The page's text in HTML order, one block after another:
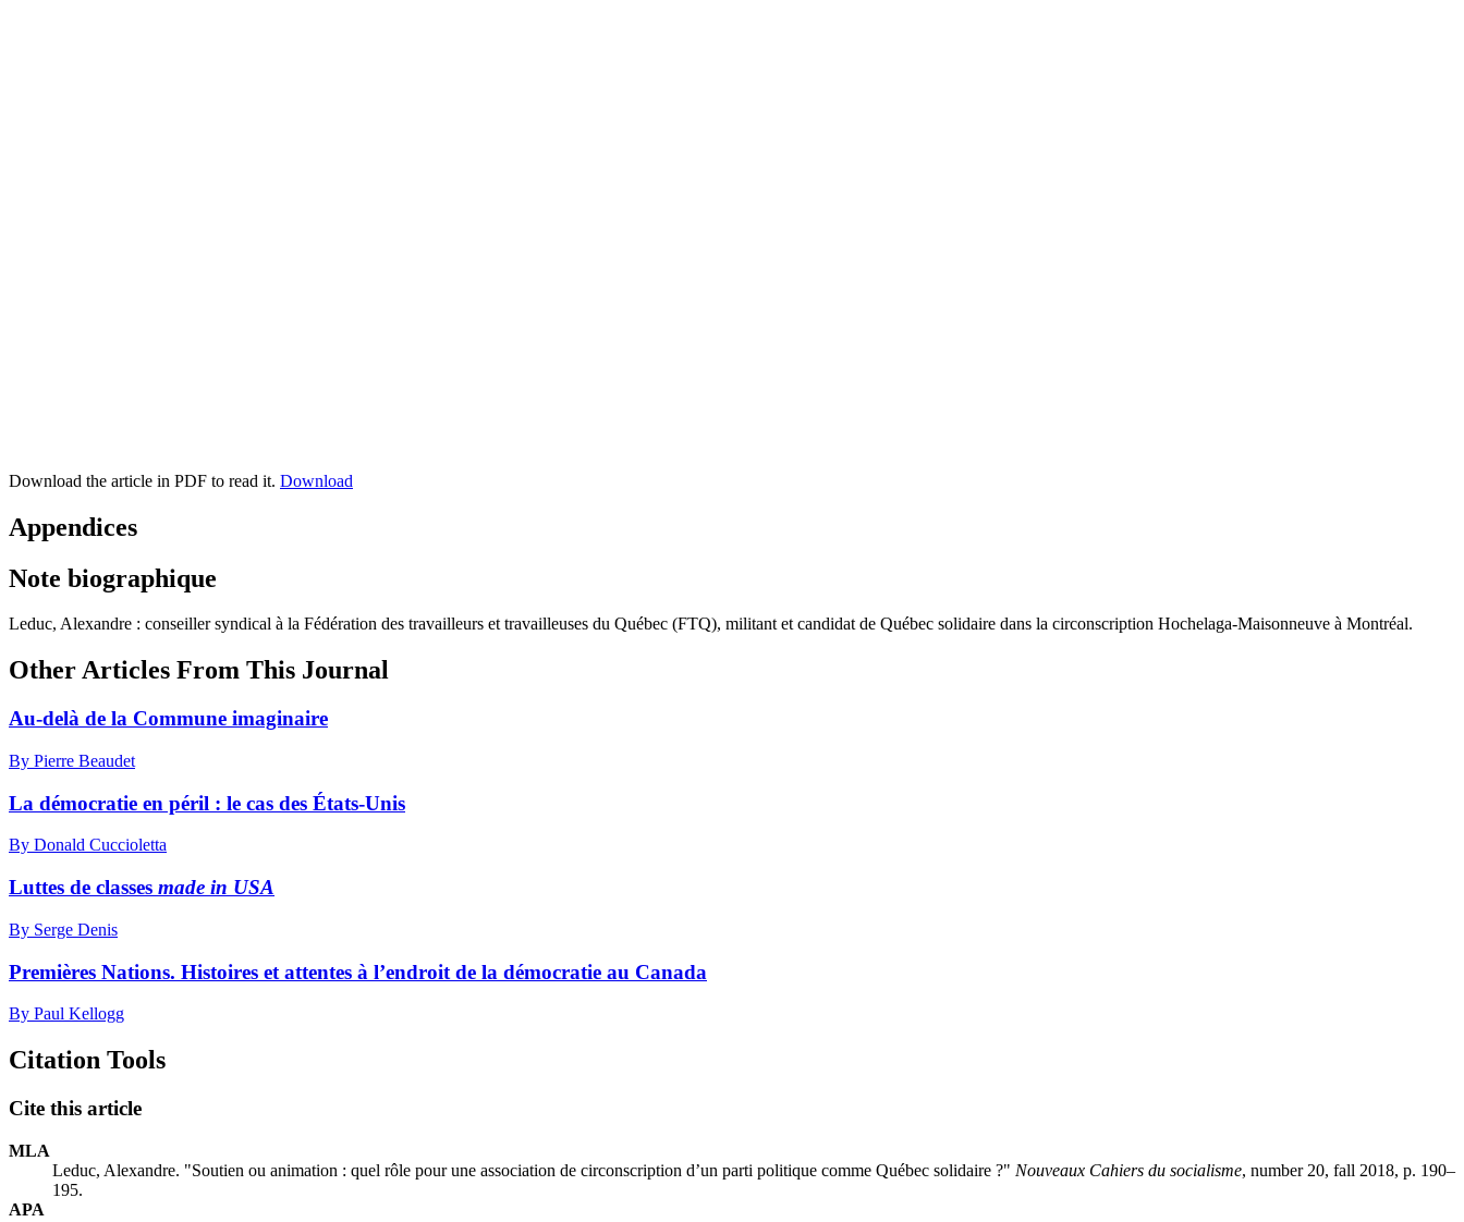
Download the article in PDF to read it. Download
Appendices
Note biographique
Leduc, Alexandre : conseiller syndical à la Fédération des travailleurs et travailleuses du Québec (FTQ), militant et candidat de Québec solidaire dans la circonscription Hochelaga-Maisonneuve à Montréal.
Other Articles From This Journal
Au-delà de la Commune imaginaire
By Pierre Beaudet
La démocratie en péril : le cas des États-Unis
By Donald Cuccioletta
Luttes de classes made in USA
By Serge Denis
Premières Nations. Histoires et attentes à l’endroit de la démocratie au Canada
By Paul Kellogg
Citation Tools
Cite this article
MLA
Leduc, Alexandre. "Soutien ou animation : quel rôle pour une association de circonscription d’un parti politique comme Québec solidaire ?" Nouveaux Cahiers du socialisme, number 20, fall 2018, p. 190–
195.
APA